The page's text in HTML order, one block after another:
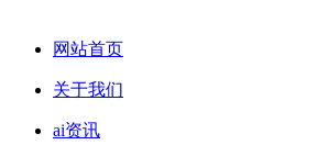
网站首页
关于我们
ai资讯